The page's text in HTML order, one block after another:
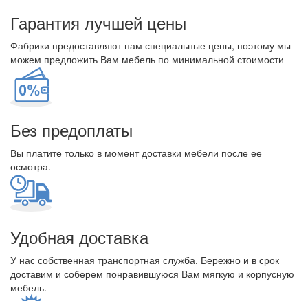
Гарантия лучшей цены
Фабрики предоставляют нам специальные цены, поэтому мы
можем предложить Вам мебель по минимальной стоимости
Без предоплаты
Вы платите только в момент доставки мебели после ее
осмотра.
Удобная доставка
У нас собственная транспортная служба. Бережно и в срок
доставим и соберем понравившуюся Вам мягкую и корпусную
мебель.